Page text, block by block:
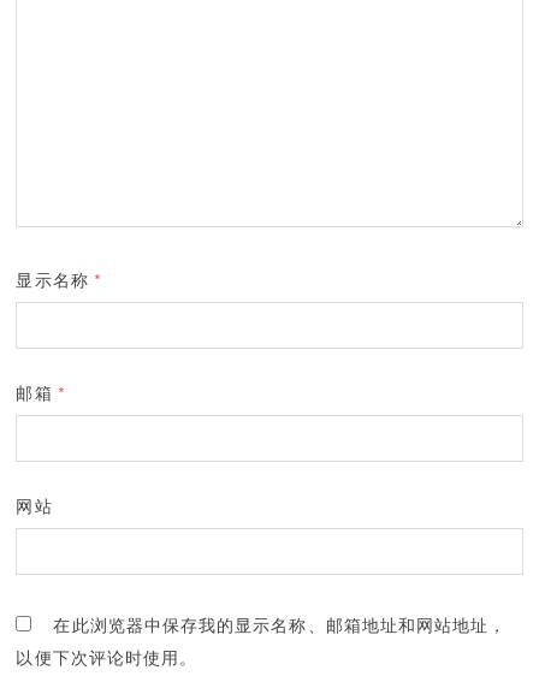
显示名称 *
邮箱 *
网站
在此浏览器中保存我的显示名称、邮箱地址和网站地址，
以便下次评论时使用。